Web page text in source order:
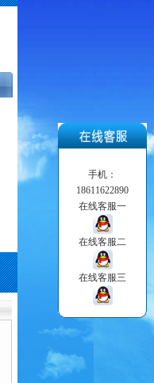
手机：
18611622890
在线客服一
在线客服二
在线客服三